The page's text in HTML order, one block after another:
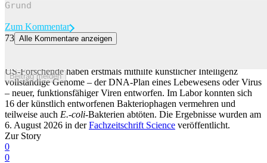
Beitrag melden
Zum Kommentar
73 Alle Kommentare anzeigen
US-Forschende haben erstmals mithilfe künstlicher Intelligenz
vollständige Genome – der DNA-Plan eines Lebewesens oder Virus
– neuer, funktionsfähiger Viren entworfen. Im Labor konnten sich
16 der künstlich entworfenen Bakteriophagen vermehren und
teilweise auch E.-coli-Bakterien abtöten. Die Ergebnisse wurden am
6. August 2026 in derFachzeitschrift Science veröffentlicht.
Zur Story
0
0